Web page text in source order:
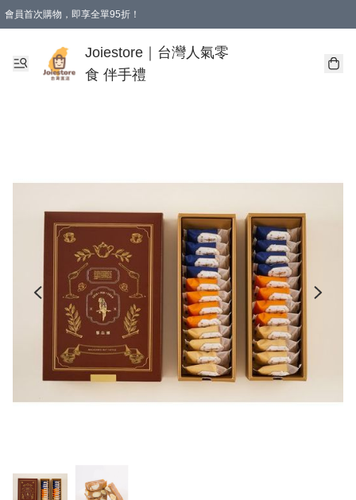
會員首次購物，即享全單95折！
購物滿 HKD 350.00即享免運費優惠！（適用於 本地送貨、本地取貨 )
Joiestore｜台灣人氣零
食 伴手禮